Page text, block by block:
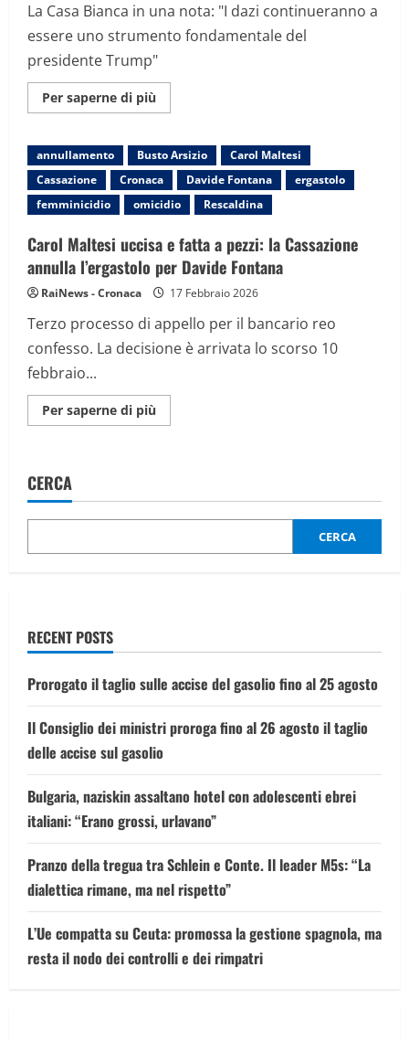
La Casa Bianca in una nota: "I dazi continueranno a
essere uno strumento fondamentale del
presidente Trump"
Per saperne di più
informazioni
annullati,
Trump
contro
i
giudici
della
che
lo
hanno
“tradito”:
“Mi
vergogno
loro”
annullamento Busto Arsizio
Carol Maltesi
Cassazione
Cronaca Davide Fontana
ergastolo
femminicidio
omicidio Rescaldina
Carol Maltesi uccisa e fatta a pezzi: la Cassazione
annulla l’ergastolo per Davide Fontana
RaiNews - Cronaca 17 Febbraio 2026
Terzo processo di appello per il bancario reo
confesso. La decisione è arrivata lo scorso 10
febbraio...
Per saperne di più
informazioni
fatta
pezzi:
Cassazione
CERCA
CERCA
RECENT POSTS
Prorogato il taglio sulle accise del gasolio fino al 25 agosto
Il Consiglio dei ministri proroga fino al 26 agosto il taglio
delle accise sul gasolio
Bulgaria, naziskin assaltano hotel con adolescenti ebrei
italiani: “Erano grossi, urlavano”
Pranzo della tregua tra Schlein e Conte. Il leader M5s: “La
dialettica rimane, ma nel rispetto”
L’Ue compatta su Ceuta: promossa la gestione spagnola, ma
resta il nodo dei controlli e dei rimpatri